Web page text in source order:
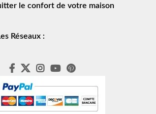
le confort de votre maison
Réseaux :